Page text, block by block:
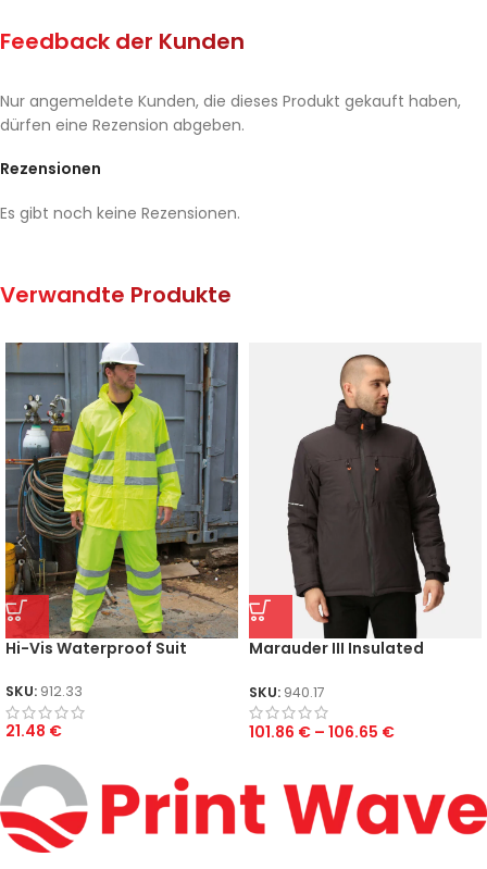
Feedback der Kunden
Rezensionen
Es gibt noch keine Rezensionen.
Nur angemeldete Kunden, die dieses Produkt gekauft haben,
dürfen eine Rezension abgeben.
Verwandte Produkte
Hi-Vis Waterproof Suit
SKU: 912.33
21.48 €
Marauder III Insulated
SKU: 940.17
101.86 € – 106.65 €